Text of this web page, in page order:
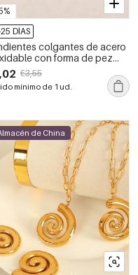
DÍAS
colgantes de acero
con forma de pez
resistentes al agua, color
€3,55
mínimo de 1 ud.
de China